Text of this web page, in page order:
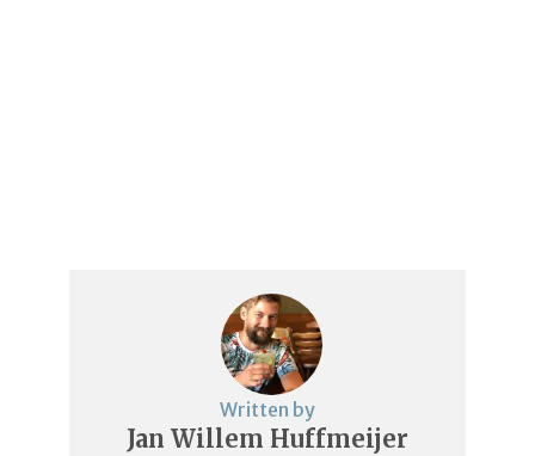
Written by
Jan Willem Huffmeijer